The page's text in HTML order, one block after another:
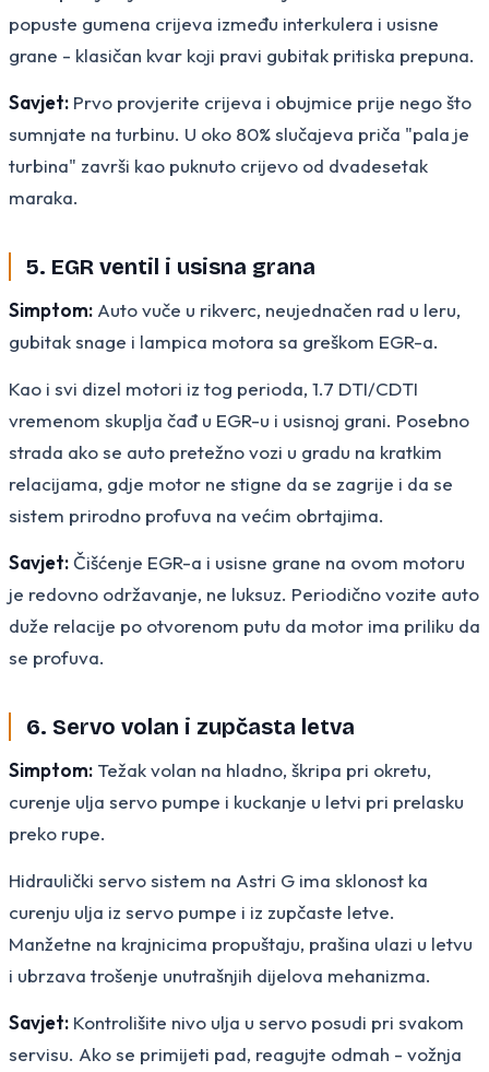
popuste gumena crijeva između interkulera i usisne
grane - klasičan kvar koji pravi gubitak pritiska prepuna.
Savjet: Prvo provjerite crijeva i obujmice prije nego što
sumnjate na turbinu. U oko 80% slučajeva priča "pala je
turbina" završi kao puknuto crijevo od dvadesetak
maraka.
5. EGR ventil i usisna grana
Simptom: Auto vuče u rikverc, neujednačen rad u leru,
gubitak snage i lampica motora sa greškom EGR-a.
Kao i svi dizel motori iz tog perioda, 1.7 DTI/CDTI
vremenom skuplja čađ u EGR-u i usisnoj grani. Posebno
strada ako se auto pretežno vozi u gradu na kratkim
relacijama, gdje motor ne stigne da se zagrije i da se
sistem prirodno profuva na većim obrtajima.
Savjet:Čišćenje EGR-a i usisne grane na ovom motoru
je redovno održavanje, ne luksuz. Periodično vozite auto
duže relacije po otvorenom putu da motor ima priliku da
se profuva.
6. Servo volan i zupčasta letva
Simptom: Težak volan na hladno, škripa pri okretu,
curenje ulja servo pumpe i kuckanje u letvi pri prelasku
preko rupe.
Hidraulički servo sistem na Astri G ima sklonost ka
curenju ulja iz servo pumpe i iz zupčaste letve.
Manžetne na krajnicima propuštaju, prašina ulazi u letvu
i ubrzava trošenje unutrašnjih dijelova mehanizma.
Savjet: Kontrolišite nivo ulja u servo posudi pri svakom
servisu. Ako se primijeti pad, reagujte odmah - vožnja